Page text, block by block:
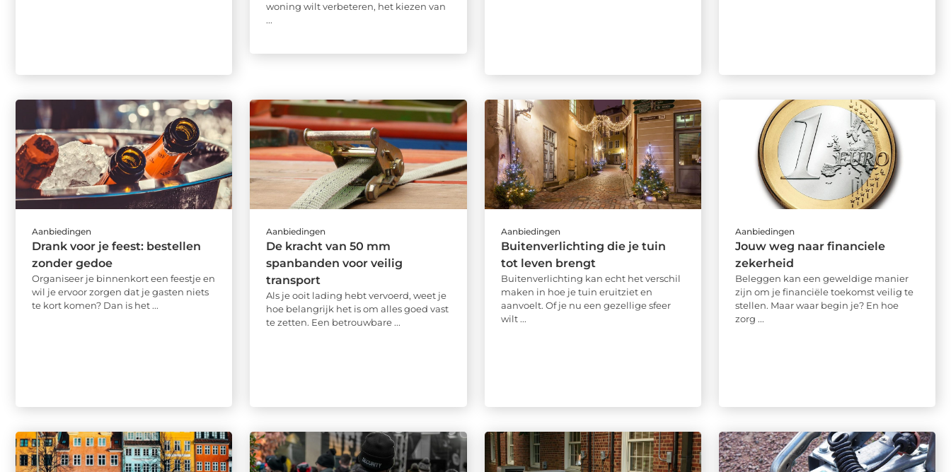
woning wilt verbeteren, het kiezen van
...
Aanbiedingen
Drank voor je feest: bestellen
zonder gedoe
Organiseer je binnenkort een feestje en
wil je ervoor zorgen dat je gasten niets
te kort komen? Dan is het ...
Aanbiedingen
De kracht van 50 mm
spanbanden voor veilig
transport
Als je ooit lading hebt vervoerd, weet je
hoe belangrijk het is om alles goed vast
te zetten. Een betrouwbare ...
Aanbiedingen
Buitenverlichting die je tuin
tot leven brengt
Buitenverlichting kan echt het verschil
maken in hoe je tuin eruitziet en
aanvoelt. Of je nu een gezellige sfeer
wilt ...
Aanbiedingen
Jouw weg naar financiele
zekerheid
Beleggen kan een geweldige manier
zijn om je financiële toekomst veilig te
stellen. Maar waar begin je? En hoe
zorg ...